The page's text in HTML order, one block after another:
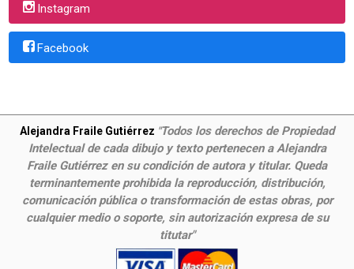
Instagram
Facebook
Alejandra Fraile Gutiérrez "Todos los derechos de Propiedad
Intelectual de cada dibujo y texto pertenecen a Alejandra
Fraile Gutiérrez en su condición de autora y titular. Queda
terminantemente prohibida la reproducción, distribución,
comunicación pública o transformación de estas obras, por
cualquier medio o soporte, sin autorización expresa de su
titutar"